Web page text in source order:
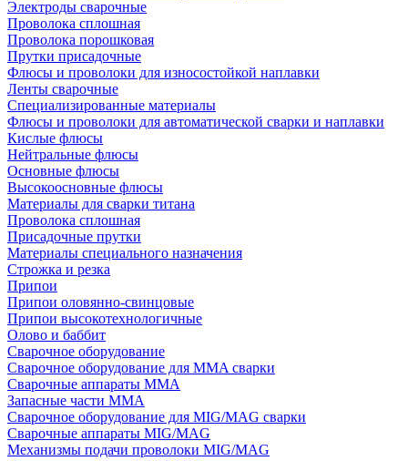
Электроды сварочные
Проволока сплошная
Проволока порошковая
Прутки присадочные
Флюсы и проволоки для износостойкой наплавки
Ленты сварочные
Специализированные материалы
Флюсы и проволоки для автоматической сварки и наплавки
Кислые флюсы
Нейтральные флюсы
Основные флюсы
Высокоосновные флюсы
Материалы для сварки титана
Проволока сплошная
Присадочные прутки
Материалы специального назначения
Строжка и резка
Припои
Припои оловянно-свинцовые
Припои высокотехнологичные
Олово и баббит
Сварочное оборудование
Сварочное оборудование для MMA сварки
Сварочные аппараты MMA
Запасные части MMA
Сварочное оборудование для MIG/MAG сварки
Сварочные аппараты MIG/MAG
Механизмы подачи проволоки MIG/MAG